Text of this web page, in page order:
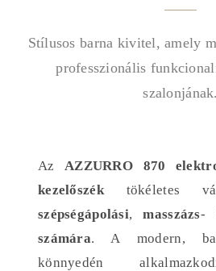
Stílusos barna kivitel, amely
professzionális
szalonjának.
AzAZZURRO 870
kezelőszéktökéletes
szépségápolási,masszázs-
számára. A modern,
könnyedén